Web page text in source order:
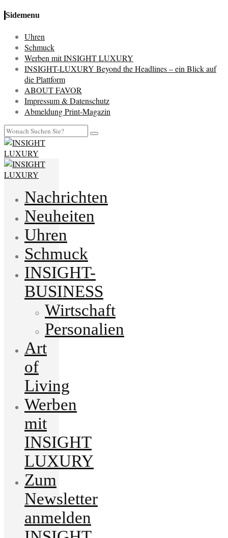
Sidemenu
Uhren
Schmuck
Werben mit INSIGHT LUXURY
INSIGHT-LUXURY Beyond the Headlines – ein Blick auf
die Plattform
ABOUT FAVOR
Impressum & Datenschutz
Abmeldung Print-Magazin
Nachrichten
Neuheiten
Uhren
Schmuck
INSIGHT-
BUSINESS
Wirtschaft
Personalien
Art
of
Living
Werben
mit
INSIGHT
LUXURY
Zum
Newsletter
anmelden